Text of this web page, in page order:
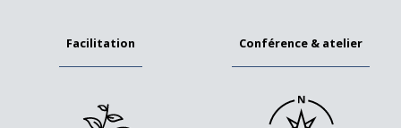
Facilitation Conférence & atelier